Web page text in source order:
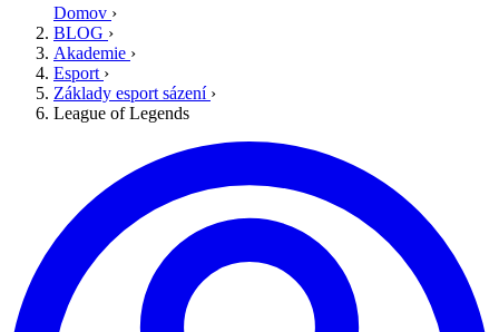
Domov ›
BLOG ›
Akademie ›
Esport ›
Základy esport sázení ›
League of Legends